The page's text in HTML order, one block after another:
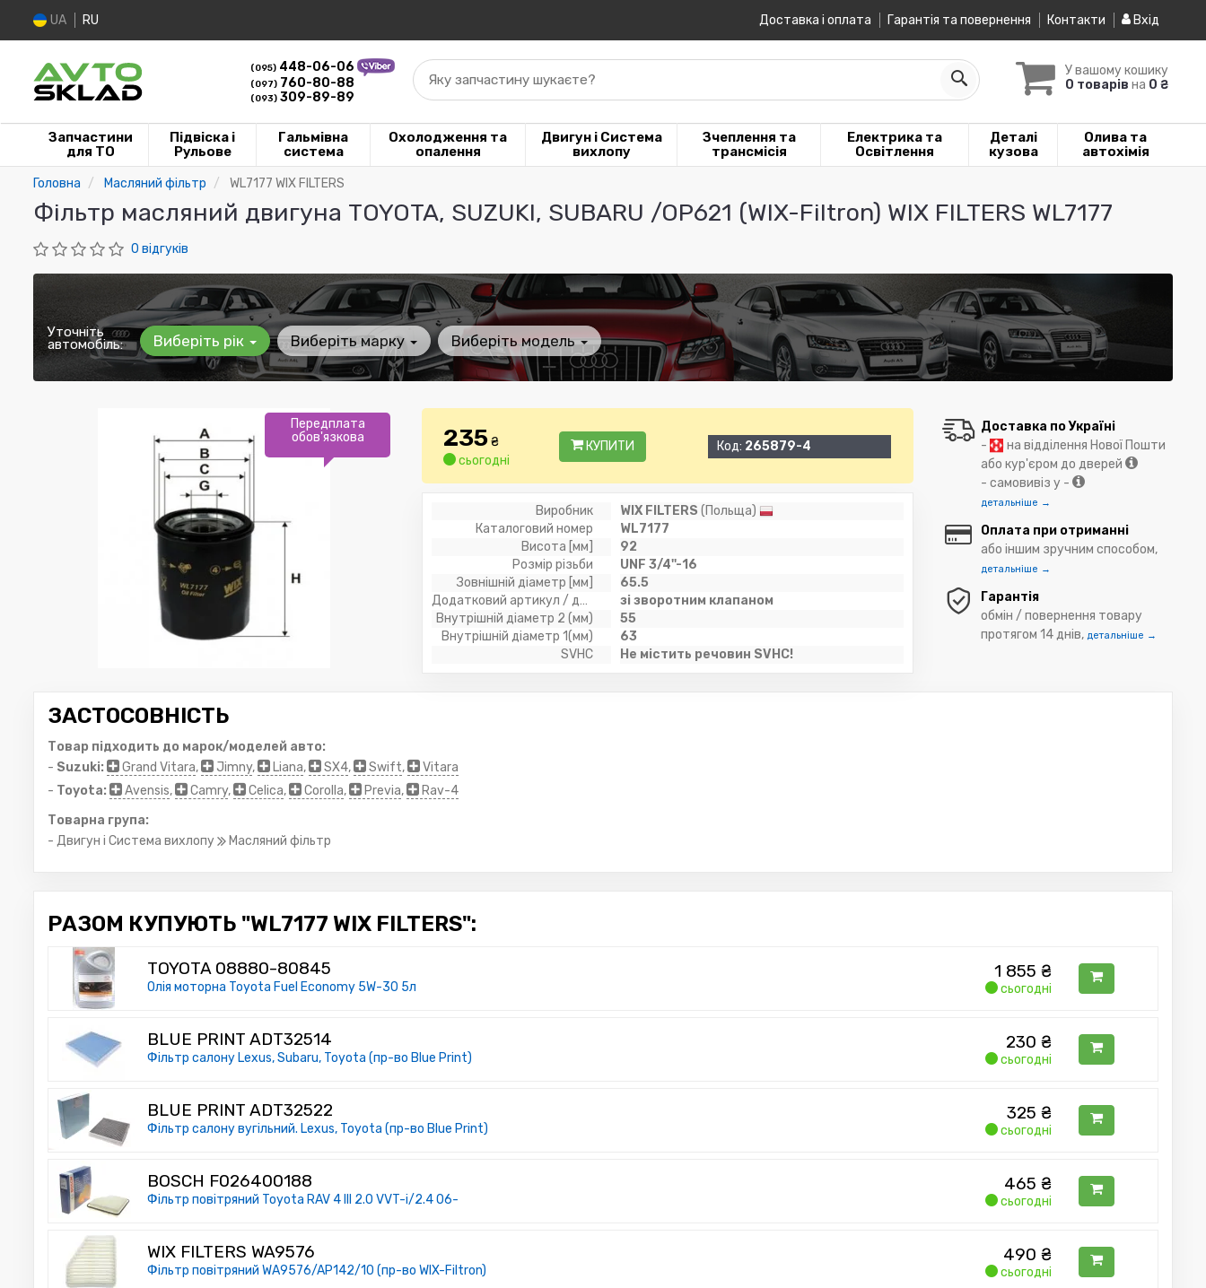
UA RU Доставка і оплата Гарантія та повернення Контакти Вхід
(095) 448-06-06
(097) 760-80-88
(093) 309-89-89
У вашому кошику
0 товарів на 0 ₴
Яку запчастину шукаєте?
Запчастини
для ТО
Підвіска і
Рульове
Гальмівна
система
Охолодження та
опалення
Двигун і Система
вихлопу
Зчеплення та
трансмісія
Електрика та
Освітлення
Деталі
кузова
Олива та
автохімія
Головна Масляний фільтр WL7177 WIX FILTERS
Фільтр масляний двигуна TOYOTA, SUZUKI, SUBARU /OP621 (WIX-Filtron) WIX FILTERS WL7177
0 відгуків
Уточніть
автомобіль: Виберіть рік Виберіть марку Виберіть модель
Передплата
обов'язкова
235₴
сьогодні
КУПИТИ Код: 265879-4
Виробник WIX FILTERS (Польща)
Каталоговий номер
WL7177
Висота [мм]
92
Розмір різьби
UNF 3/4''-16
Зовнішній діаметр [мм]
65.5
Додатковий артикул / додаткова інформація 2
зі зворотним клапаном
Внутрішній діаметр 2 (мм)
55
Внутрішній діаметр 1(мм)
63
SVHC
Не містить речовин SVHC!
Доставка по Україні
-
на відділення Нової Пошти
або кур'єром до дверей
- самовивіз у -
детальніше →
Оплата при отриманні
або іншим зручним способом,
детальніше →
Гарантія
обмін / повернення товару
протягом 14 днів, детальніше →
ЗАСТОСОВНІСТЬ
Товар підходить до марок/моделей авто:
- Suzuki: Grand Vitara, Jimny, Liana, SX4, Swift,
Vitara
- Toyota: Avensis, Camry, Celica, Corolla, Previa,
Rav-4
Товарна група:
- Двигун і Система вихлопу
Масляний фільтр
РАЗОМ КУПУЮТЬ "WL7177 WIX FILTERS":
TOYOTA 08880-80845
Олія моторна Toyota Fuel Economy 5W-30 5л
1 855 ₴
сьогодні
BLUE PRINT ADT32514
Фільтр салону Lexus, Subaru, Toyota (пр-во Blue Print)
230 ₴
сьогодні
BLUE PRINT ADT32522
Фільтр салону вугільний. Lexus, Toyota (пр-во Blue Print)
325 ₴
сьогодні
BOSCH F026400188
Фільтр повітряний Toyota RAV 4 III 2.0 VVT-i/2.4 06-
465 ₴
сьогодні
WIX FILTERS WA9576
Фільтр повітряний WA9576/AP142/10 (пр-во WIX-Filtron)
490 ₴
сьогодні